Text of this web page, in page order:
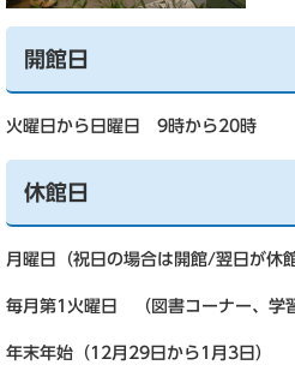
開館日
火曜日から日曜日 9時から20時
休館日
月曜日（祝日の場合は開館/翌日が休館
毎月第1火曜日 （図書コーナー、学
年末年始（12月29日から1月3日）